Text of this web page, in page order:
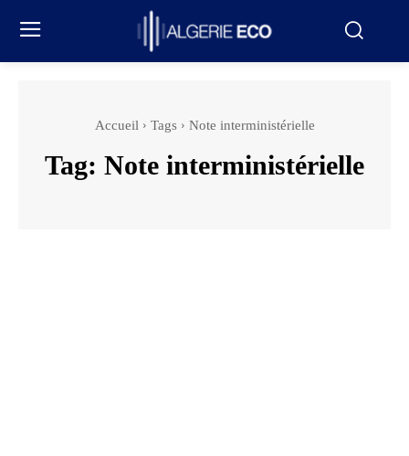
Accueil Tags Note interministérielle
Tag: Note interministérielle